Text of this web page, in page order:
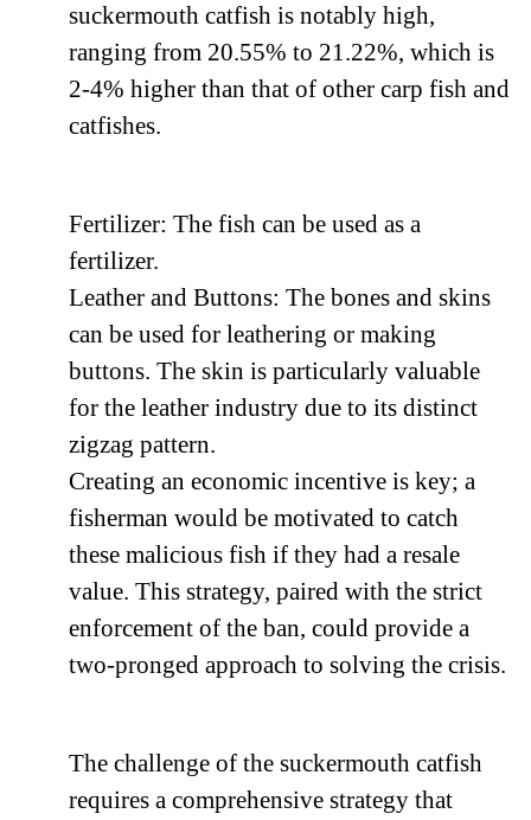
suckermouth catfish is notably high,
ranging from 20.55% to 21.22%, which is
2-4% higher than that of other carp fish and
catfishes.
Fertilizer: The fish can be used as a
fertilizer.
Leather and Buttons: The bones and skins
can be used for leathering or making
buttons. The skin is particularly valuable
for the leather industry due to its distinct
zigzag pattern.
Creating an economic incentive is key; a
fisherman would be motivated to catch
these malicious fish if they had a resale
value. This strategy, paired with the strict
enforcement of the ban, could provide a
two-pronged approach to solving the crisis.
The challenge of the suckermouth catfish
requires a comprehensive strategy that